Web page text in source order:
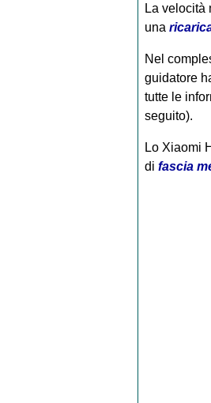
La velocità
una
Nel
guidatore
tutte le
seguito).
Lo Xiaomi
di fascia